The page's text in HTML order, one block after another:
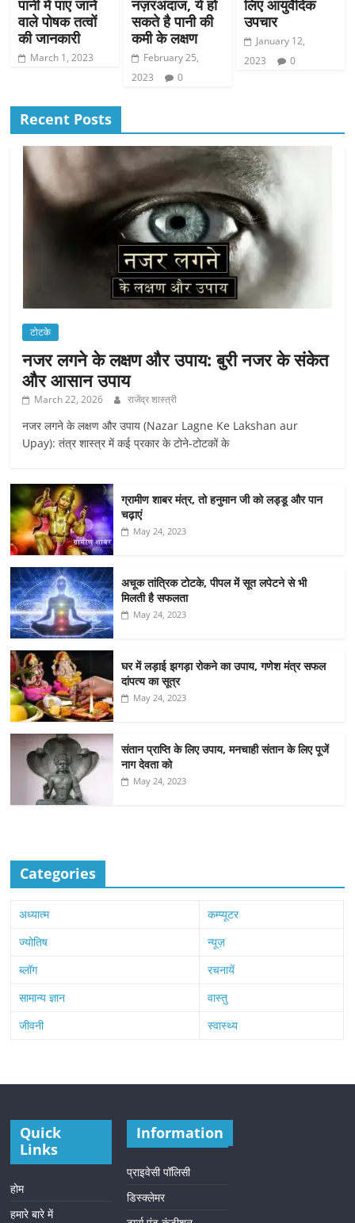
पानी में पाए जाने
वाले पोषक तत्वों
की जानकारी
March 1, 2023
नज़रअंदाज, ये हो
सकते है पानी की
कमी के लक्षण
February 25,
2023
0
लिए आयुर्वेदिक
उपचार
January 12,
2023
0
Recent Posts
टोटके
नजर लगने के लक्षण और उपाय: बुरी नजर के संकेत
और आसान उपाय
March 22, 2026 राजेंद्र शास्त्री
नजर लगने के लक्षण और उपाय (Nazar Lagne Ke Lakshan aur
Upay): तंत्र शास्त्र में कई प्रकार के टोने-टोटकों के
ग्रामीण शाबर मंत्र, तो हनुमान जी को लड्डू और पान
चढ़ाएं
May 24, 2023
अचूक तांत्रिक टोटके, पीपल में सूत लपेटने से भी
मिलती है सफलता
May 24, 2023
घर में लड़ाई झगड़ा रोकने का उपाय, गणेश मंत्र सफल
दांपत्य का सूत्र
May 24, 2023
संतान प्राप्ति के लिए उपाय, मनचाही संतान के लिए पूजें
नाग देवता को
May 24, 2023
Categories
अध्यात्म
कम्प्यूटर
ज्योतिष
न्यूज़
ब्लॉग
रचनायें
सामान्य ज्ञान
वास्तु
जीवनी
स्वास्थ्य
Quick
Links
होम
हमारे बारे में
Information
प्राइवेसी पॉलिसी
डिस्क्लेमर